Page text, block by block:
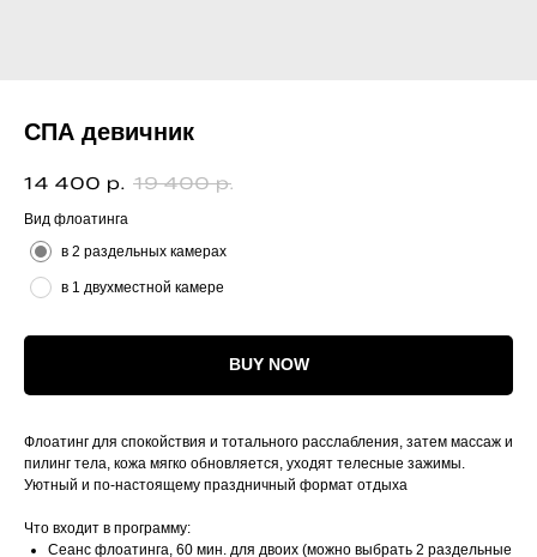
СПА девичник
14 400 р. 19 400 р.
Вид флоатинга
в 2 раздельных камерах
в 1 двухместной камере
BUY NOW
Флоатинг для спокойствия и тотального расслабления, затем массаж и
пилинг тела, кожа мягко обновляется, уходят телесные зажимы.
Уютный и по‑настоящему праздничный формат отдыха
Что входит в программу:
Сеанс флоатинга, 60 мин. для двоих (можно выбрать 2 раздельные